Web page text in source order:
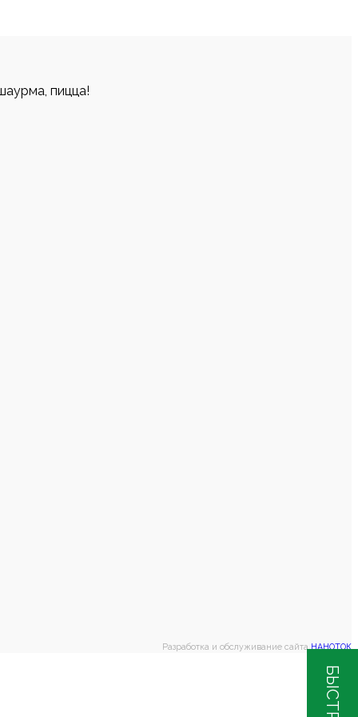
пицца!
Разработка и обслуживание сайта НАНОТОК